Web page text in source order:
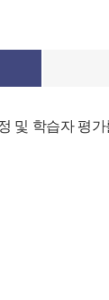
및 학습자 평